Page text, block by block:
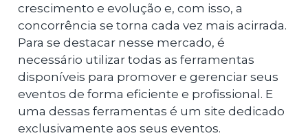
crescimento e evolução e, com isso, a
concorrência se torna cada vez mais acirrada.
Para se destacar nesse mercado, é
necessário utilizar todas as ferramentas
disponíveis para promover e gerenciar seus
eventos de forma eficiente e profissional. E
uma dessas ferramentas é um site dedicado
exclusivamente aos seus eventos.